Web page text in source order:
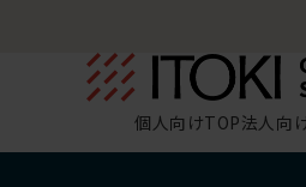
個人向けTOP法人向